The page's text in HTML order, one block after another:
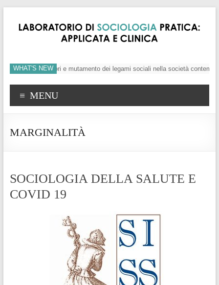
WHAT'S NEW
crisi dei valori e mutamento dei legami sociali nella società
MENU
MARGINALITÀ
SOCIOLOGIA DELLA SALUTE E
COVID 19